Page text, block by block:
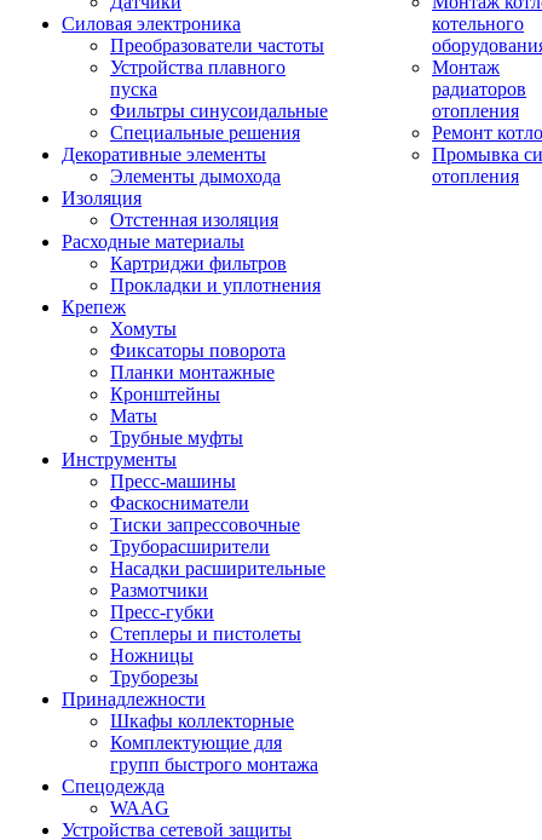
Силовая электроника
Преобразователи частоты
Устройства плавного
пуска
Фильтры синусоидальные
Специальные решения
Декоративные элементы
Элементы дымохода
Изоляция
Отстенная изоляция
Расходные материалы
Картриджи фильтров
Прокладки и уплотнения
Крепеж
Хомуты
Фиксаторы поворота
Планки монтажные
Кронштейны
Маты
Трубные муфты
Инструменты
Пресс-машины
Фаскосниматели
Тиски запрессовочные
Труборасширители
Насадки расширительные
Размотчики
Пресс-губки
Степлеры и пистолеты
Ножницы
Труборезы
Принадлежности
Шкафы коллекторные
Комплектующие для
групп быстрого монтажа
Спецодежда
WAAG
Устройства сетевой защиты
котельного
Монтаж
радиаторов
отопления
Ремонт
Промывка
отопления